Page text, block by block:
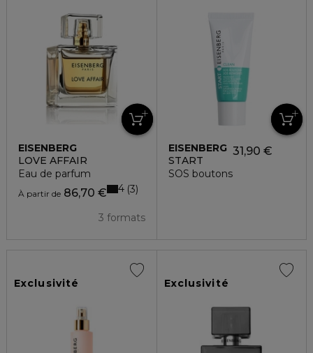
EISENBERG
LOVE AFFAIR
Eau de parfum
À partir de 86,70 €
3 formats
4 3
EISENBERG
START
SOS boutons
31,90 €
Exclusivité Exclusivité